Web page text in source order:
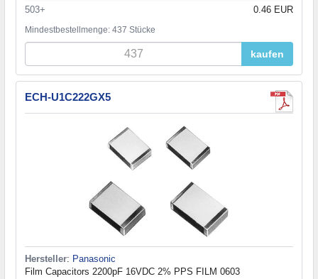
503+ 0.46 EUR
Mindestbestellmenge: 437 Stücke
kaufen
ECH-U1C222GX5
Hersteller: Panasonic
Film Capacitors 2200pF 16VDC 2% PPS FILM 0603